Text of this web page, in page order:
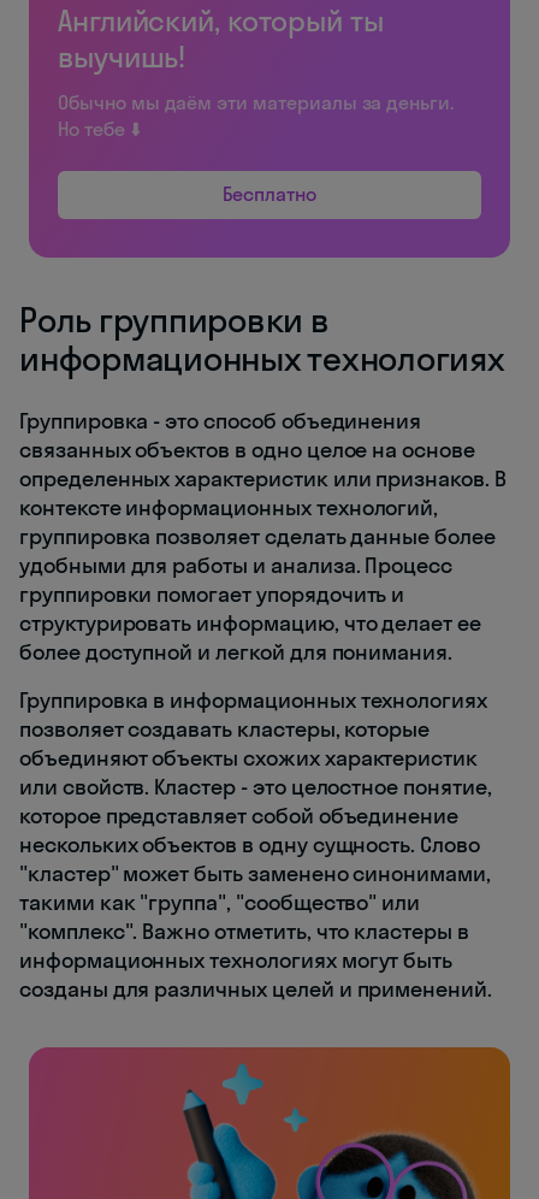
Английский, который ты
выучишь!
Обычно мы даём эти материалы за деньги.
Но тебе ⬇️
Бесплатно
Роль группировки в
информационных технологиях
Группировка - это способ объединения
связанных объектов в одно целое на основе
определенных характеристик или признаков. В
контексте информационных технологий,
группировка позволяет сделать данные более
удобными для работы и анализа. Процесс
группировки помогает упорядочить и
структурировать информацию, что делает ее
более доступной и легкой для понимания.
Группировка в информационных технологиях
позволяет создавать кластеры, которые
объединяют объекты схожих характеристик
или свойств. Кластер - это целостное понятие,
которое представляет собой объединение
нескольких объектов в одну сущность. Слово
"кластер" может быть заменено синонимами,
такими как "группа", "сообщество" или
"комплекс". Важно отметить, что кластеры в
информационных технологиях могут быть
созданы для различных целей и применений.